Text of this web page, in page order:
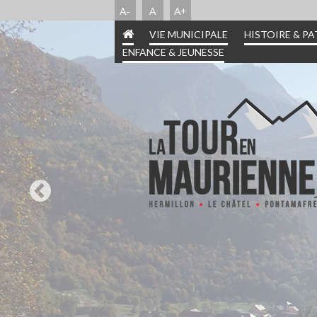
A- A A+
VIE MUNICIPALE
VIE
HISTOIRE &
HISTOIRE &
INFORMATIONS
ENFANCE & JEUNESSE
ENFANCE &